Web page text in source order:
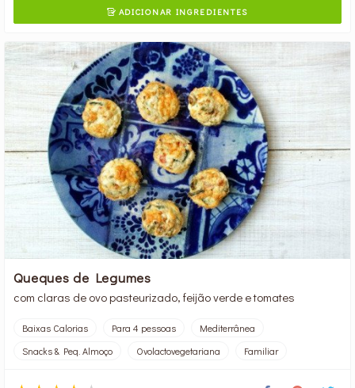
ADICIONAR INGREDIENTES
Queques de Legumes
com claras de ovo pasteurizado, feijão verde e tomates
Baixas Calorias Para 4 pessoas
Mediterrânea
Snacks & Peq. Almoço
Ovolactovegetariana Familiar